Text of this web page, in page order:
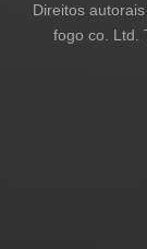
Direitos autorais
fogo co. Ltd.